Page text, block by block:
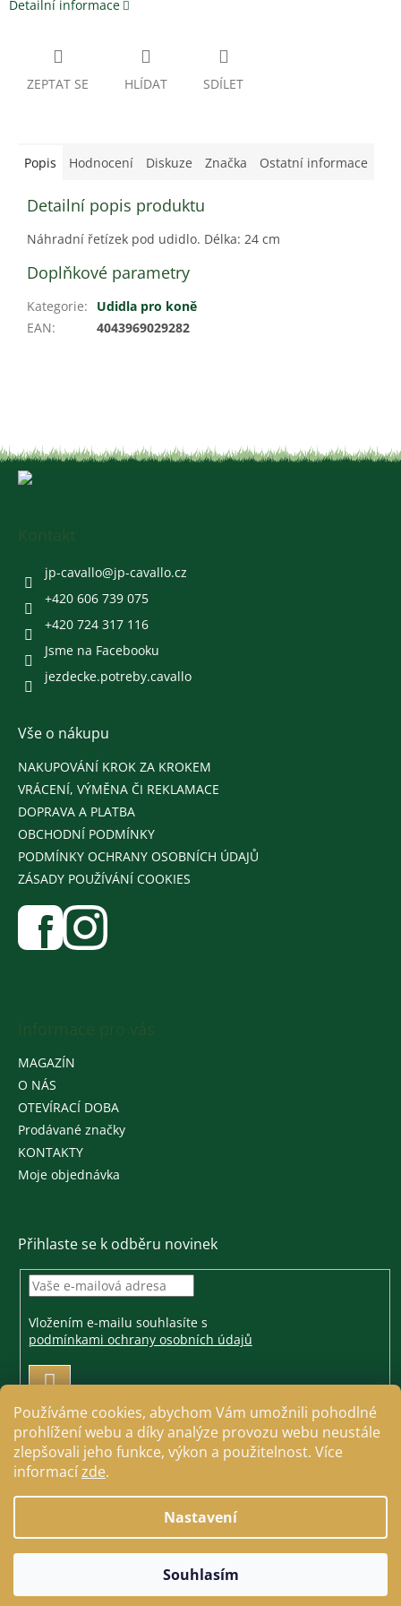
Používáme cookies, abychom Vám umožnili pohodlné
prohlížení webu a díky analýze provozu webu neustále
zlepšovali jeho funkce, výkon a použitelnost. Více
informacízde.
Nastavení
Souhlasím
Detailní informace
ZEPTAT SE HLÍDAT SDÍLET
Popis Hodnocení Diskuze Značka Ostatní informace
Detailní popis produktu
Náhradní řetízek pod udidlo. Délka: 24 cm
Doplňkové parametry
Kategorie:
Udidla pro koně
EAN: 4043969029282
jp-cavallo@jp-cavallo.cz
+420 606 739 075
+420 724 317 116
Jsme na Facebooku
jezdecke.potreby.cavallo
Vše o nákupu
NAKUPOVÁNÍ KROK ZA KROKEM
VRÁCENÍ, VÝMĚNA ČI REKLAMACE
DOPRAVA A PLATBA
OBCHODNÍ PODMÍNKY
PODMÍNKY OCHRANY OSOBNÍCH ÚDAJŮ
ZÁSADY POUŽÍVÁNÍ COOKIES
MAGAZÍN
O NÁS
OTEVÍRACÍ DOBA
Prodávané značky
KONTAKTY
Moje objednávka
Přihlaste se k odběru novinek
Vložením e-mailu souhlasíte s
podmínkami ochrany osobních údajů
PŘIHLÁSIT
Copyright 2026Jezdecké a farmářské potřeby Cavallo.
Všechna práva vyhrazena.